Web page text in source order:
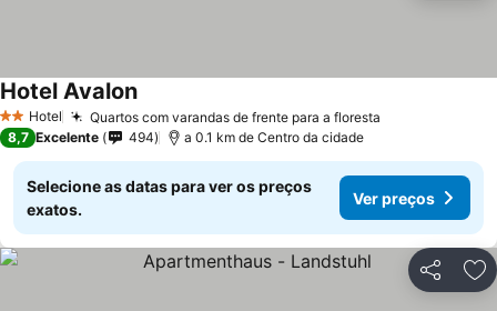
2 Estrelas
Hotel Quartos com varandas de frente para a floresta
Hotel Avalon
8,7 Excelente 494 a 0.1 km de Centro da cidade
Selecione as datas para ver os preços
exatos.
Ver preços
Partilhar